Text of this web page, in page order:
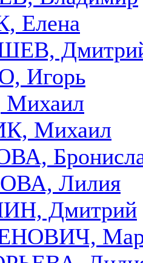
Елена
Игорь
Михаил
Лилия
Дмитрий